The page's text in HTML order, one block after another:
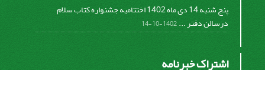
پنج شنبه 14 دی ماه 1402 اختتامیه جشنواره کتاب سلام
درسالن دفتر ...1402-10-14
اشتراک خبرنامه